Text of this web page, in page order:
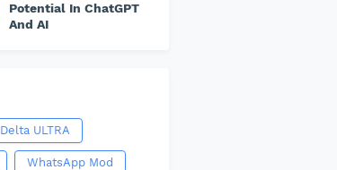
Potential In ChatGPT
And AI
Delta ULTRA
WhatsApp Mod